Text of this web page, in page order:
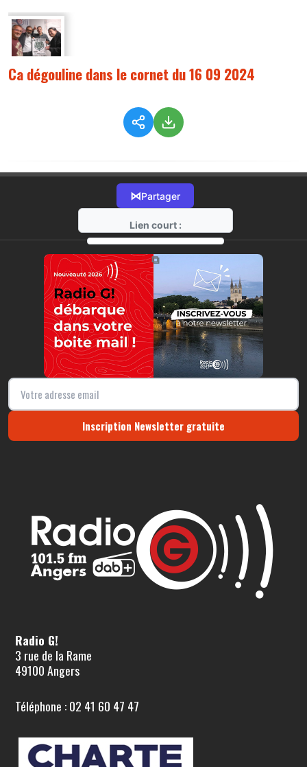
Ca dégouline dans le cornet du 16 09 2024
⋈Partager
Lien court :
https://radio-g.fr?15358
⧉
Inscription Newsletter gratuite
Radio G!
3 rue de la Rame
49100 Angers
Téléphone : 02 41 60 47 47